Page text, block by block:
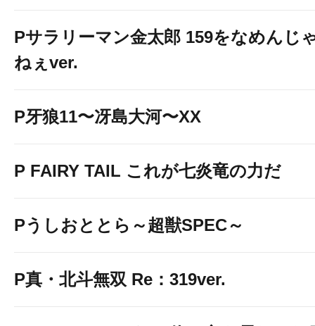
Pサラリーマン金太郎 159をなめんじ
ねぇver.
P牙狼11〜冴島大河〜XX
P FAIRY TAIL これが七炎竜の力だ
Pうしおととら～超獣SPEC～
P真・北斗無双 Re：319ver.